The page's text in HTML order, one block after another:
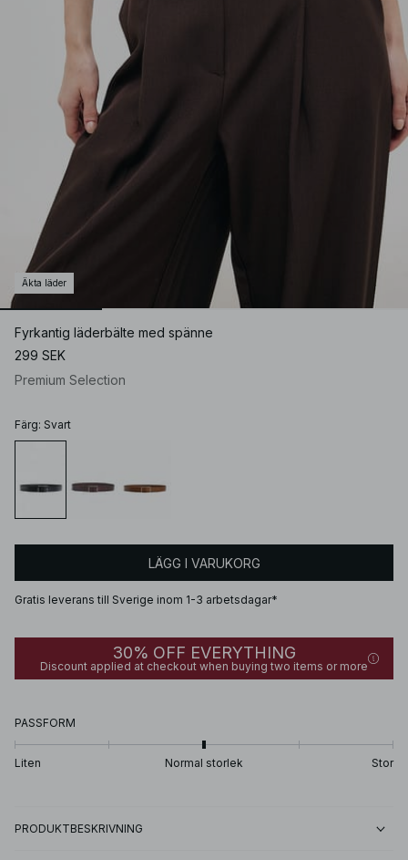
Äkta läder
Fyrkantig läderbälte med spänne
299 SEK
Premium Selection
Färg: Svart
LÄGG I VARUKORG
Gratis leverans till Sverige inom 1-3 arbetsdagar*
30% OFF EVERYTHING
Discount applied at checkout when buying two items or more
PASSFORM
Liten Normal storlek Stor
PRODUKTBESKRIVNING